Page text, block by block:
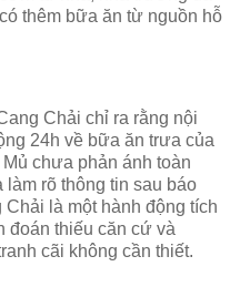
thêm bữa ăn từ nguồn hỗ
Chải chỉ ra rằng nội
24h về bữa ăn trưa của
chưa phản ánh toàn
rõ thông tin sau báo
là một hành động tích
đoán thiếu căn cứ và
cãi không cần thiết.